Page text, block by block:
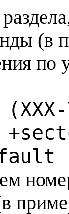
(в
по